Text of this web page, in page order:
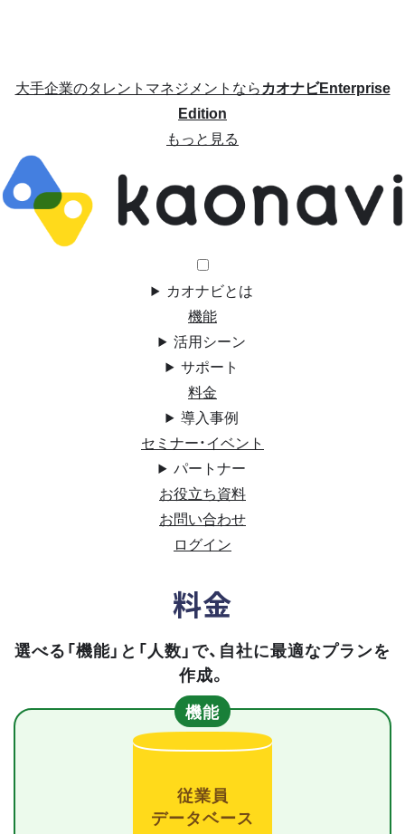
大手企業のタレントマネジメントならカオナビEnterprise
Edition
もっと見る
カオナビとは
機能
活用シーン
サポート
料金
導入事例
セミナー・イベント
パートナー
お役立ち資料
お問い合わせ
ログイン
料金
選べる「機能」と「人数」で、自社に最適なプランを
作成。
機能
従業員
データベース